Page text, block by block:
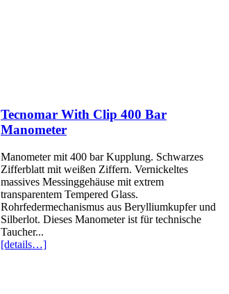
Tecnomar With Clip 400 Bar
Manometer
Manometer mit 400 bar Kupplung. Schwarzes
Zifferblatt mit weißen Ziffern. Vernickeltes
massives Messinggehäuse mit extrem
transparentem Tempered Glass.
Rohrfedermechanismus aus Berylliumkupfer und
Silberlot. Dieses Manometer ist für technische
Taucher...
[details…]